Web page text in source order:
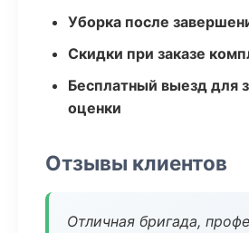
Уборка после
Скидки при заказе
Бесплатный выезд для
оценки
Отзывы клиентов
Отличная бригада,